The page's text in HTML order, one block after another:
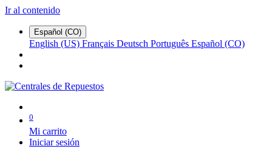
Ir al contenido
Español (CO)
English (US) Français Deutsch Português Español (CO)
0
Mi carrito
Iniciar sesión